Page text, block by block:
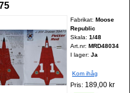
Fabrikat:Moose
Republic
Skala:1/48
Art.nr:MRD48034
I lager: Ja
Kom ihåg
Pris: 189,00 kr